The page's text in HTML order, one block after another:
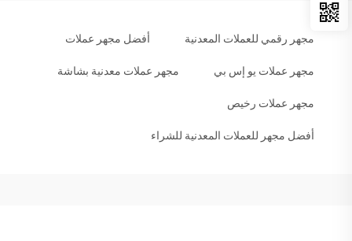
مجهر رقمي للعملات المعدنية أفضل مجهر عملات
مجهر عملات يو إس بي مجهر عملات معدنية بشاشة
مجهر عملات رخيص
أفضل مجهر للعملات المعدنية للشراء